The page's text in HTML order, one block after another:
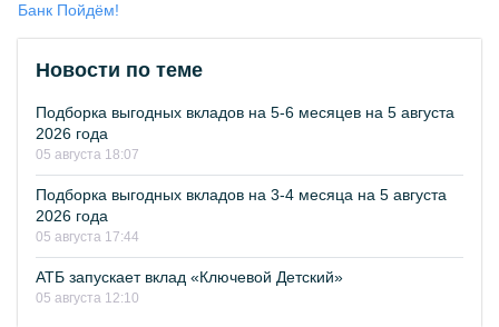
Банк Пойдём!
Новости по теме
Подборка выгодных вкладов на 5-6 месяцев на 5 августа
2026 года
05 августа 18:07
Подборка выгодных вкладов на 3-4 месяца на 5 августа
2026 года
05 августа 17:44
АТБ запускает вклад «Ключевой Детский»
05 августа 12:10